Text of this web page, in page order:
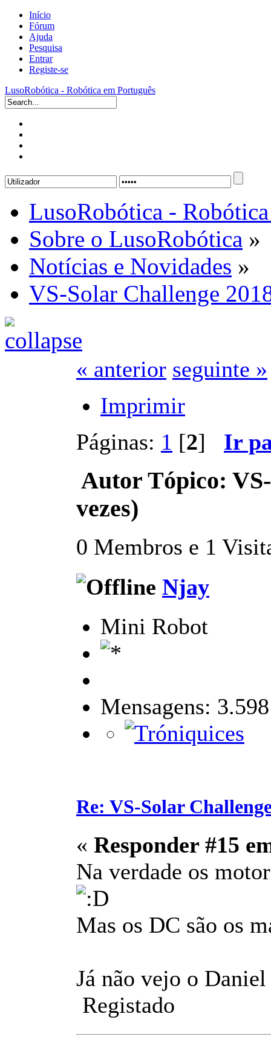
Início
Fórum
Ajuda
Pesquisa
Entrar
Registe-se
LusoRobótica - Robótica em Português
LusoRobótica -
Sobre o LusoRobótica »
Notícias e Novidades »
VS-Solar Challenge
« anterior seguinte »
Imprimir
Páginas: 1 [2] Ir
Autor Tópico:
vezes)
0 Membros e 1
Njay
Mini Robot
Mensagens: 3.598
Re: VS-Solar
« Responder #15
Na verdade os
Mas os DC são os
Já não vejo o
Registado